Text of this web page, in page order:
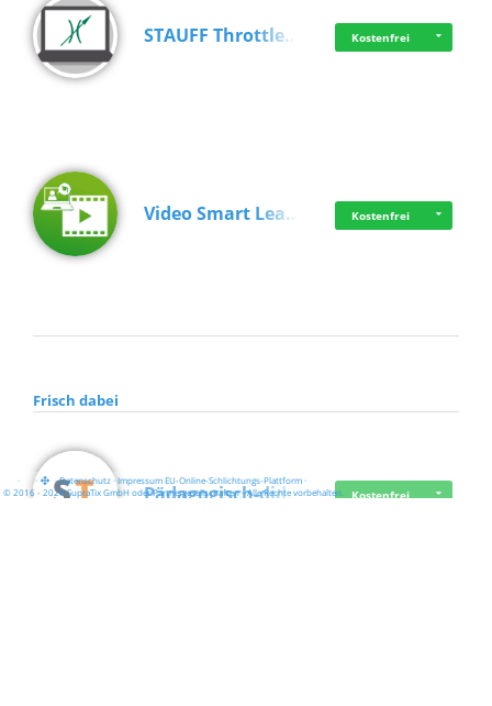
STAUFF Throttle… Kostenfrei
Video Smart Lea… Kostenfrei
Frisch dabei
Pädagogisch-did… Kostenfrei
· · ·Datenschutz·Impressum EU-Online-Schlichtungs-Plattform·
© 2016 - 2026 SupraTix GmbH oder Partnergesellschaften - Alle Rechte vorbehalten.